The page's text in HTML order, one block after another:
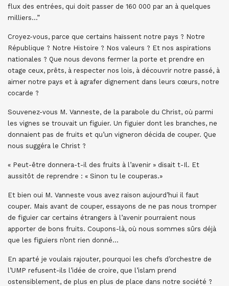
flux des entrées, qui doit passer de 160 000 par an à quelques
milliers…”
Croyez-vous, parce que certains haïssent notre pays ? Notre
République ? Notre Histoire ? Nos valeurs ? Et nos aspirations
nationales ? Que nous devons fermer la porte et prendre en
otage ceux, prêts, à respecter nos lois, à découvrir notre passé, à
aimer notre pays et à agrafer dignement dans leurs cœurs, notre
cocarde ?
Souvenez-vous M. Vanneste, de la parabole du Christ, où parmi
les vignes se trouvait un figuier. Un figuier dont les branches, ne
donnaient pas de fruits et qu’un vigneron décida de couper. Que
nous suggéra le Christ ?
« Peut-être donnera-t-il des fruits à l’avenir » disait t-Il. Et
aussitôt de reprendre : « Sinon tu le couperas.»
Et bien oui M. Vanneste vous avez raison aujourd’hui il faut
couper. Mais avant de couper, essayons de ne pas nous tromper
de figuier car certains étrangers à l’avenir pourraient nous
apporter de bons fruits. Coupons-là, où nous sommes sûrs déjà
que les figuiers n’ont rien donné…
En aparté je voulais rajouter, pourquoi les chefs d’orchestre de
l’UMP refusent-ils l’idée de croire, que l’islam prend
ostensiblement, de plus en plus de place dans notre société ?